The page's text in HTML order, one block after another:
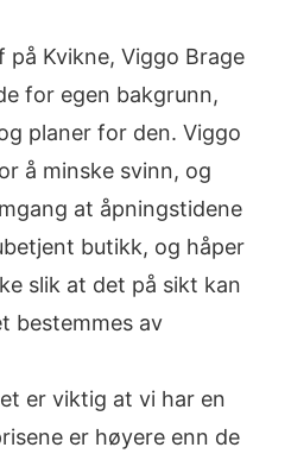
på Kvikne, Viggo Brage
for egen bakgrunn,
planer for den. Viggo
å minske svinn, og
at åpningstidene
butikk, og håper
slik at det på sikt kan
bestemmes av
er viktig at vi har en
er høyere enn de